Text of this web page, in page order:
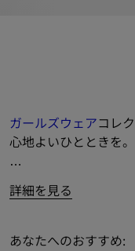
ガールズウェアコレ
心地よいひとときを。
騎士」デザインなど
ください。
詳細を見る
あなたへのおすすめ: